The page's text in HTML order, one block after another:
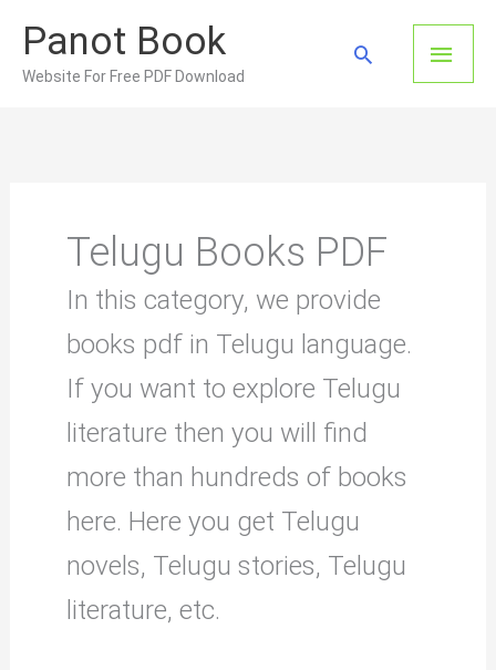
content
Panot Book
Website For Free PDF Download
Main
Search
Telugu Books PDF
In this category, we provide
books pdf in Telugu language.
If you want to explore Telugu
literature then you will find
more than hundreds of books
here. Here you get Telugu
novels, Telugu stories, Telugu
literature, etc.